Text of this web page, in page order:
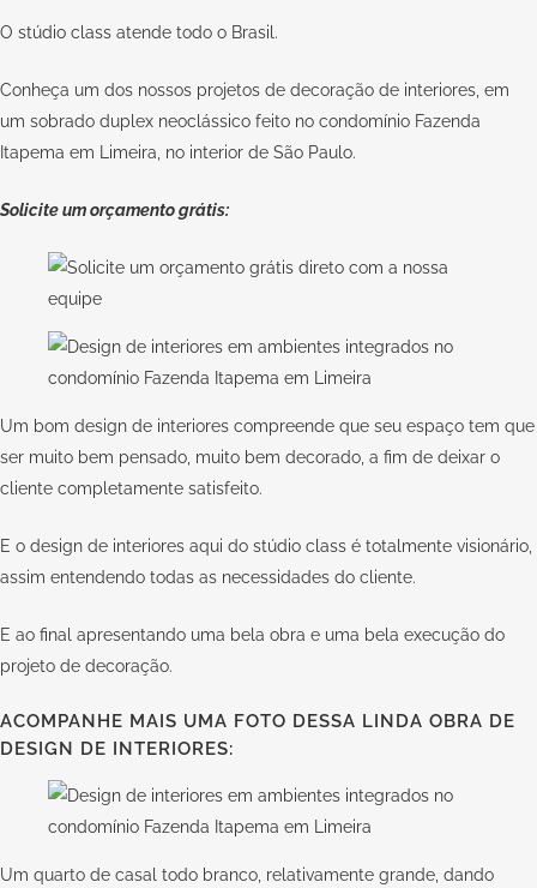
O stúdio class atende todo o Brasil.
Conheça um dos nossos projetos de decoração de interiores, em
um sobrado duplex neoclássico feito no condomínio Fazenda
Itapema em Limeira, no interior de São Paulo.
Solicite um orçamento grátis:
Um bom design de interiores compreende que seu espaço tem que
ser muito bem pensado, muito bem decorado, a fim de deixar o
cliente completamente satisfeito.
E o design de interiores aqui do stúdio class é totalmente visionário,
assim entendendo todas as necessidades do cliente.
E ao final apresentando uma bela obra e uma bela execução do
projeto de decoração.
ACOMPANHE MAIS UMA FOTO DESSA LINDA OBRA DE
DESIGN DE INTERIORES:
Um quarto de casal todo branco, relativamente grande, dando